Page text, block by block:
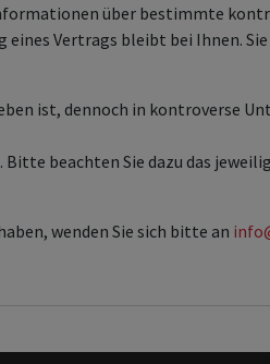
über bestimmte
eines Vertrags bleibt bei Ihnen.
ist, dennoch in kontroverse
beachten Sie dazu das
wenden Sie sich bitte an